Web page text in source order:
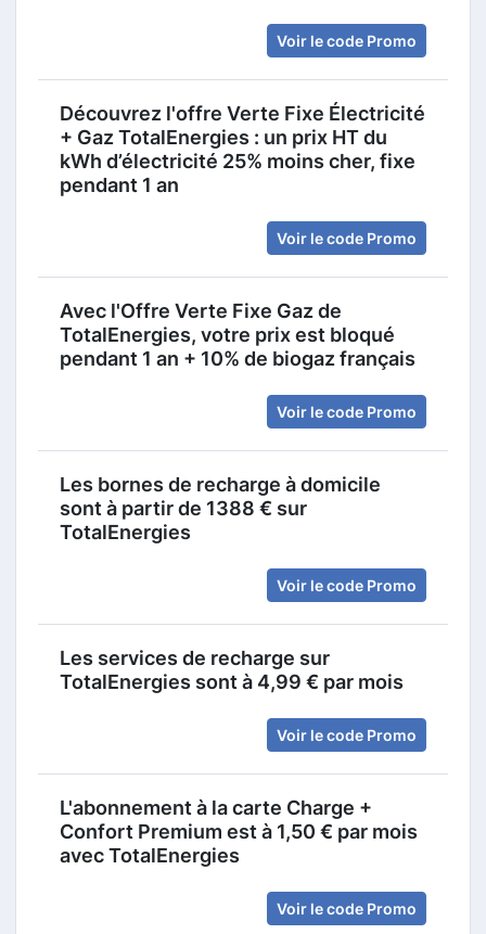
Voir le code Promo
Découvrez l'offre Verte Fixe Électricité
+ Gaz TotalEnergies : un prix HT du
kWh d’électricité 25% moins cher, fixe
pendant 1 an
Voir le code Promo
Avec l'Offre Verte Fixe Gaz de
TotalEnergies, votre prix est bloqué
pendant 1 an + 10% de biogaz français
Voir le code Promo
Les bornes de recharge à domicile
sont à partir de 1388 € sur
TotalEnergies
Voir le code Promo
Les services de recharge sur
TotalEnergies sont à 4,99 € par mois
Voir le code Promo
L'abonnement à la carte Charge +
Confort Premium est à 1,50 € par mois
avec TotalEnergies
Voir le code Promo